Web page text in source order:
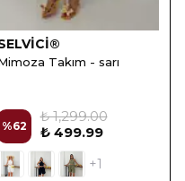
Takım - sarı
%62
₺ 1,299.00
₺ 499.99
+1